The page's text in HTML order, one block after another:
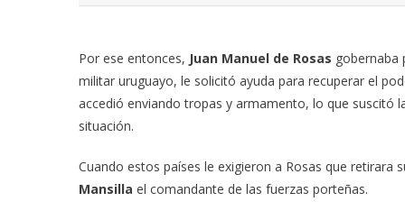
Por ese entonces, Juan Manuel de Rosas gobernaba
militar uruguayo, le solicitó ayuda para recuperar el
accedió enviando tropas y armamento, lo que suscitó
situación.
Cuando estos países le exigieron a Rosas que retirara
Mansilla el comandante de las fuerzas porteñas.